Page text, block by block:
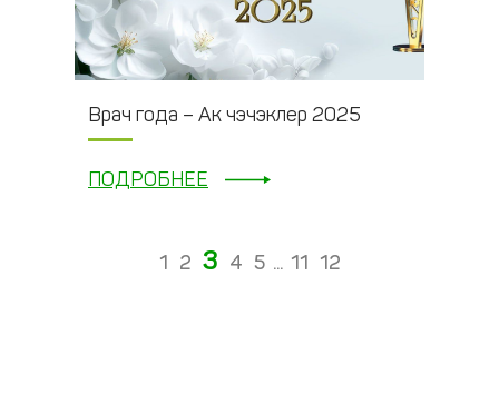
Врач года – Ак чэчэклер 2025
ПОДРОБНЕЕ
1 2 3 4 5 ... 11 12